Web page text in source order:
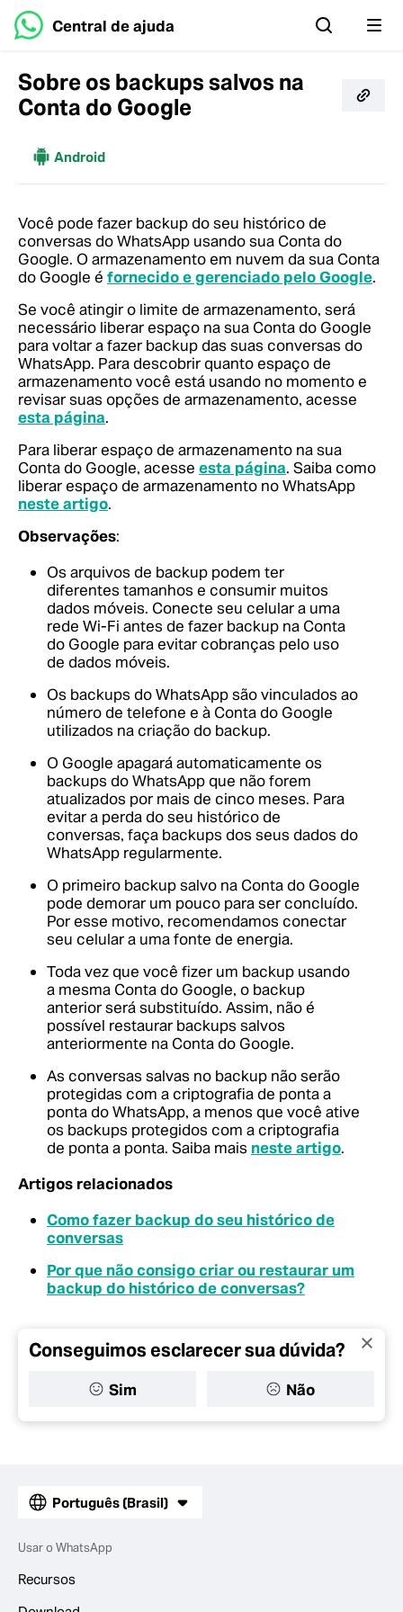
Central de ajuda
Sobre os backups salvos na
Conta do Google
MaisAndroid
Você pode fazer backup do seu histórico de
conversas do WhatsApp usando sua Conta do
Google. O armazenamento em nuvem da sua Conta
do Google é fornecido e gerenciado pelo Google.
Se você atingir o limite de armazenamento, será
necessário liberar espaço na sua Conta do Google
para voltar a fazer backup das suas conversas do
WhatsApp. Para descobrir quanto espaço de
armazenamento você está usando no momento e
revisar suas opções de armazenamento, acesse
esta página.
Para liberar espaço de armazenamento na sua
Conta do Google, acesse esta página. Saiba como
liberar espaço de armazenamento no WhatsApp
neste artigo.
Observações:
Os arquivos de backup podem ter
diferentes tamanhos e consumir muitos
dados móveis. Conecte seu celular a uma
rede Wi-Fi antes de fazer backup na Conta
do Google para evitar cobranças pelo uso
de dados móveis.
Os backups do WhatsApp são vinculados ao
número de telefone e à Conta do Google
utilizados na criação do backup.
O Google apagará automaticamente os
backups do WhatsApp que não forem
atualizados por mais de cinco meses. Para
evitar a perda do seu histórico de
conversas, faça backups dos seus dados do
WhatsApp regularmente.
O primeiro backup salvo na Conta do Google
pode demorar um pouco para ser concluído.
Por esse motivo, recomendamos conectar
seu celular a uma fonte de energia.
Toda vez que você fizer um backup usando
a mesma Conta do Google, o backup
anterior será substituído. Assim, não é
possível restaurar backups salvos
anteriormente na Conta do Google.
As conversas salvas no backup não serão
protegidas com a criptografia de ponta a
ponta do WhatsApp, a menos que você ative
os backups protegidos com a criptografia
de ponta a ponta. Saiba mais neste artigo.
Artigos relacionados
Como fazer backup do seu histórico de
conversas
Por que não consigo criar ou restaurar um
backup do histórico de conversas?
Conseguimos esclarecer sua dúvida?
Sim Não
Português (Brasil)
Usar o WhatsApp
Recursos